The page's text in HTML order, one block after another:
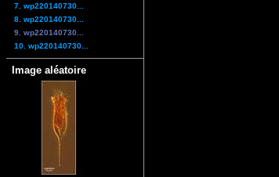
7. wp220140730...
8. wp220140730...
9. wp220140730...
10. wp220140730...
Image aléatoire